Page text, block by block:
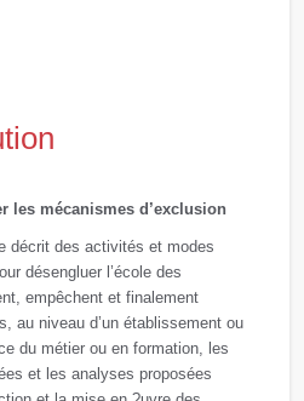
les mécanismes d’exclusion
décrit des activités et modes
désengluer l’école des
empêchent et finalement
au niveau d’un établissement ou
du métier ou en formation, les
et les analyses proposées